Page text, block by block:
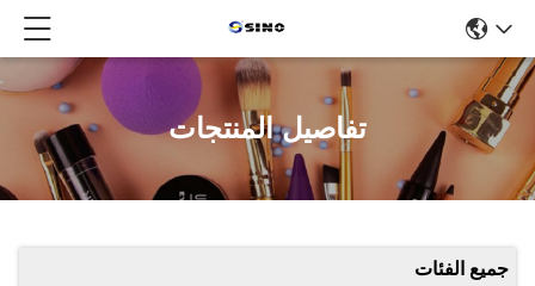
تفاصيل المنتجات
جميع الفئات